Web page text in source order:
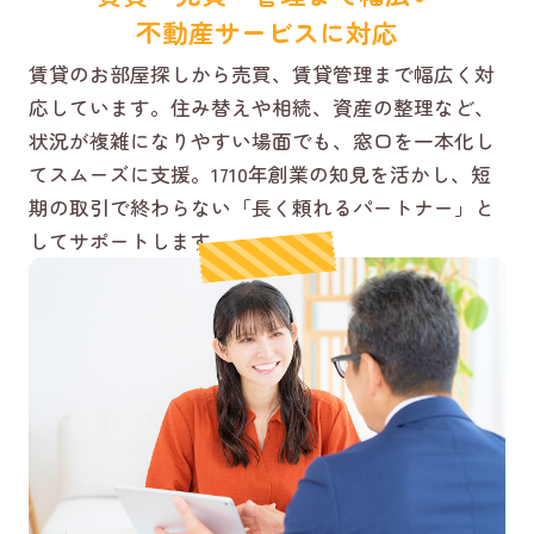
不動産サービスに対応
賃貸のお部屋探しから売買、賃貸管理まで幅広く対
応しています。住み替えや相続、資産の整理など、
状況が複雑になりやすい場面でも、窓口を一本化し
てスムーズに支援。1710年創業の知見を活かし、短
期の取引で終わらない「長く頼れるパートナー」と
してサポートします。